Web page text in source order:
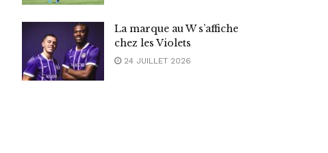
La marque au W s’affiche
chez les Violets
24 JUILLET 2026